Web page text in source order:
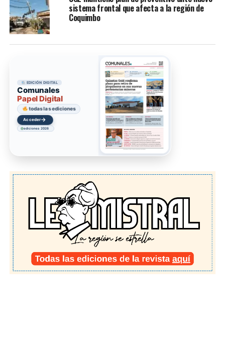
sistema frontal que afecta a la región de
Coquimbo
EDICIÓN DIGITAL
Comunales
Papel Digital
todas las ediciones
Acceder→
ediciones 2026